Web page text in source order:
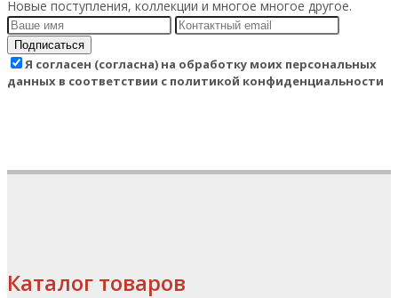
Новые поступления, коллекции и многое многое другое.
Подписаться
Я согласен (согласна) на обработку моих персональных
данных в соответствии с политикой конфиденциальности
Каталог товаров